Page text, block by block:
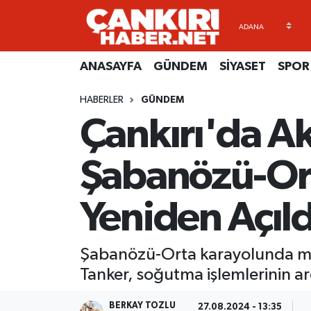
ANASAYFA GÜNDEM SİYASET SPOR
HABERLER GÜNDEM
Çankırı'da
Şabanözü-
Yeniden
Şabanözü-Orta karayolunda
Tanker, soğutma işlemlerinin
BERKAY TOZLU 27.08.2024 - 13:35
ANASAYFA
SİYASET
EKONOMİ
RESMİ İLANLAR
Künye
Gizlilik Sözleşmesi
BİYOGRAFİLER
EKONOMİ
GÜNDEM
kimdir-nedir-nasil
Merkez Hava Durumu
Süper Lig Puan Durumu ve Fikstür
Tüm Manşetler
Son Dakika Haberleri
Haber Arşivi